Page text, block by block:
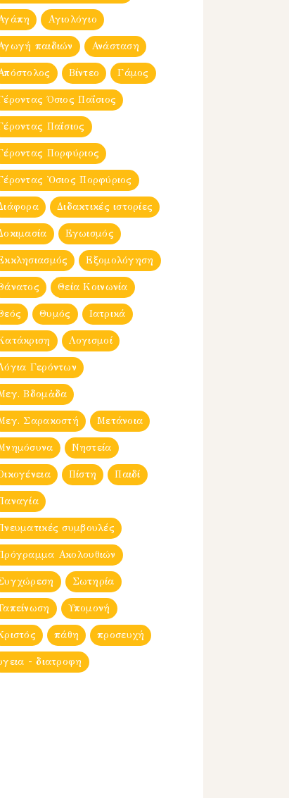
Αγιολόγιο
παιδιών Ανάσταση
Βίντεο Γάμος
Όσιος Παΐσιος
Παΐσιος
Πορφύριος
Ὀσιος Πορφύριος
Διδακτικές ιστορίες
Εγωισμός
Εξομολόγηση
Θεία Κοινωνία
Θυμός Ιατρικά
Λογισμοί
Γερόντων
Βδομἀδα
Σαρακοστή Μετάνοια
Νηστεία
Πίστη Παιδί
συμβουλές
Ακολουθιών
Σωτηρία
Υπομονή
πάθη προσευχή
- διατροφη